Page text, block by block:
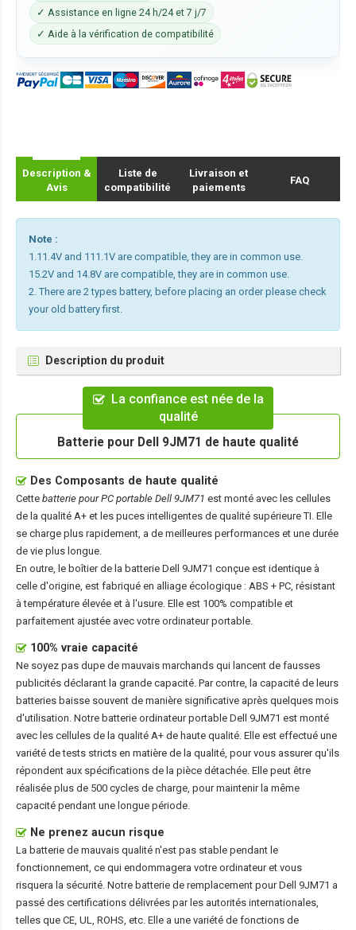
✓ Assistance en ligne 24 h/24 et 7 j/7
✓ Aide à la vérification de compatibilité
Description &
Avis
Liste de
compatibilité
Livraison et
paiements
FAQ
Note :
1.11.4V and 111.1V are compatible, they are in common use.
15.2V and 14.8V are compatible, they are in common use.
2. There are 2 types battery, before placing an order please check
your old battery first.
Description du produit
La confiance est née de la
qualité
Batterie pour Dell 9JM71 de haute qualité
Des Composants de haute qualité
Cette batterie pour PC portable Dell 9JM71 est monté avec les cellules
de la qualité A+ et les puces intelligentes de qualité supérieure TI. Elle
se charge plus rapidement, a de meilleures performances et une durée
de vie plus longue.
En outre, le boîtier de la batterie Dell 9JM71 conçue est identique à
celle d'origine, est fabriqué en alliage écologique : ABS + PC, résistant
à température élevée et à l'usure. Elle est 100% compatible et
parfaitement ajustée avec votre ordinateur portable.
100% vraie capacité
Ne soyez pas dupe de mauvais marchands qui lancent de fausses
publicités déclarant la grande capacité. Par contre, la capacité de leurs
batteries baisse souvent de manière significative après quelques mois
d'utilisation. Notre batterie ordinateur portable Dell 9JM71 est monté
avec les cellules de la qualité A+ de haute qualité. Elle est effectué une
variété de tests stricts en matière de la qualité, pour vous assurer qu'ils
répondent aux spécifications de la pièce détachée. Elle peut être
réalisée plus de 500 cycles de charge, pour maintenir la même
capacité pendant une longue période.
Ne prenez aucun risque
La batterie de mauvais qualité n'est pas stable pendant le
fonctionnement, ce qui endommagera votre ordinateur et vous
risquera la sécurité. Notre batterie de remplacement pour Dell 9JM71 a
passé des certifications délivrées par les autorités internationales,
telles que CE, UL, ROHS, etc. Elle a une variété de fonctions de